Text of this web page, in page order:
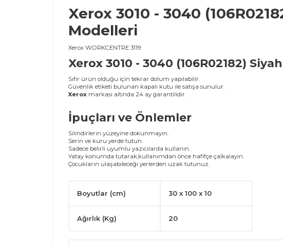
Xerox 3010 - 3040
Modelleri
Xerox WORKCENTRE 3119
Xerox 3010 - 3040 (106R02182) Siyah
Sıfır ürün olduğu için tekrar dolum yapılabilir.
Güvenlik etiketi bulunan kapalı kutu ile satışa sunulur.
Xerox markası altında 24 ay garantilidir.
İpuçları ve Önlemler
Silindirlerin yüzeyine dokunmayın.
Serin ve kuru yerde tutun.
Sadece belirli uyumlu yazıcılarda kullanın.
Yatay konumda tutarak,kullanımdan önce hafifçe çalkalayın.
Çocukların ulaşabileceği yerlerden uzak tutunuz.
Boyutlar (cm) 30 x 100 x 10
Ağırlık (Kg) 20